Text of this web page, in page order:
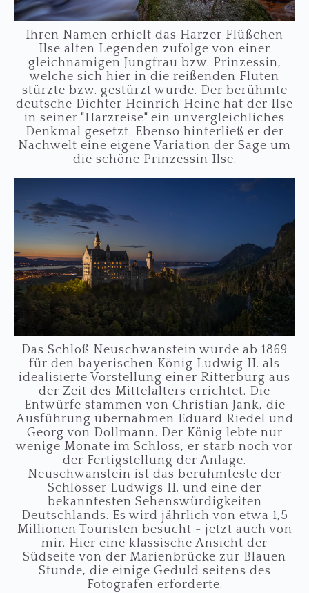
Ihren Namen erhielt das Harzer Flüßchen
Ilse alten Legenden zufolge von einer
gleichnamigen Jungfrau bzw. Prinzessin,
welche sich hier in die reißenden Fluten
stürzte bzw. gestürzt wurde. Der berühmte
deutsche Dichter Heinrich Heine hat der Ilse
in seiner "Harzreise" ein unvergleichliches
Denkmal gesetzt. Ebenso hinterließ er der
Nachwelt eine eigene Variation der Sage um
die schöne Prinzessin Ilse.
Das Schloß Neuschwanstein wurde ab 1869
für den bayerischen König Ludwig II. als
idealisierte Vorstellung einer Ritterburg aus
der Zeit des Mittelalters errichtet. Die
Entwürfe stammen von Christian Jank, die
Ausführung übernahmen Eduard Riedel und
Georg von Dollmann. Der König lebte nur
wenige Monate im Schloss, er starb noch vor
der Fertigstellung der Anlage.
Neuschwanstein ist das berühmteste der
Schlösser Ludwigs II. und eine der
bekanntesten Sehenswürdigkeiten
Deutschlands. Es wird jährlich von etwa 1,5
Millionen Touristen besucht - jetzt auch von
mir. Hier eine klassische Ansicht der
Südseite von der Marienbrücke zur Blauen
Stunde, die einige Geduld seitens des
Fotografen erforderte.